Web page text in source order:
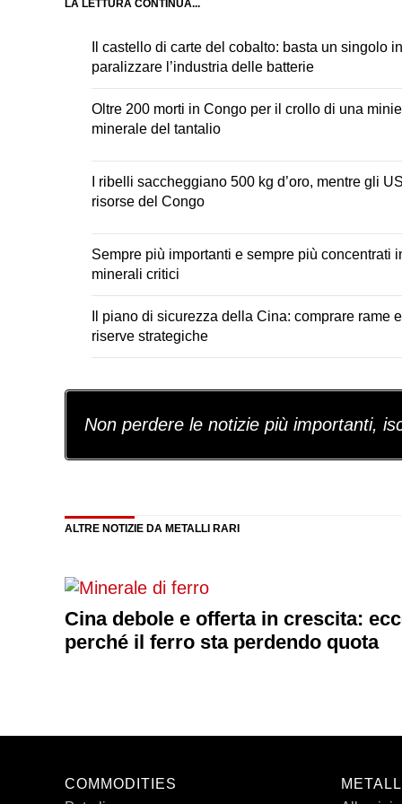
LA LETTURA CONTINUA...
Il castello di carte del cobalto: basta un singolo
paralizzare l’industria delle batterie
Oltre 200 morti in Congo per il crollo di una
minerale del tantalio
I ribelli saccheggiano 500 kg d’oro, mentre gli
risorse del Congo
Sempre più importanti e sempre più concentrati
minerali critici
Il piano di sicurezza della Cina: comprare rame
riserve strategiche
Non perdere le notizie più importanti,
ALTRE NOTIZIE DA METALLI RARI
Cina debole e offerta in crescita:
perché il ferro sta perdendo quota
COMMODITIES